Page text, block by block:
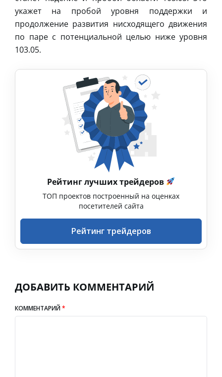
укажет на пробой уровня поддержки и
продолжение развития нисходящего движения
по паре с потенциальной целью ниже уровня
103.05.
Рейтинг лучших трейдеров
ТОП проектов построенный на оценках
посетителей сайта
Рейтинг трейдеров
ДОБАВИТЬ КОММЕНТАРИЙ
КОММЕНТАРИЙ*